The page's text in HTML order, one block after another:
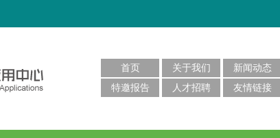
首页 关于我们 新闻动态
特邀报告
人才招聘 友情链接